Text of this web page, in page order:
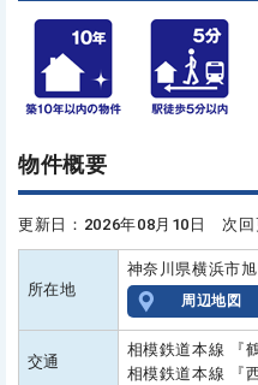
物件概要
更新日：2026年08月10日 次回
所在地
神奈川県横浜市
周辺地図
交通
相模鉄道本線 『
相模鉄道本線 『